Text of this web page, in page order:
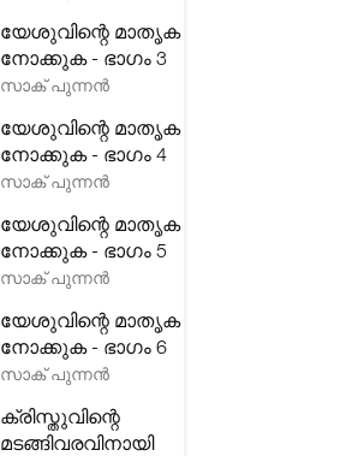
യേശുവിന്റെ മാതൃക
നോക്കുക - ഭാഗം 3
സാക് പുന്നൻ
യേശുവിന്റെ മാതൃക
നോക്കുക - ഭാഗം 4
സാക് പുന്നൻ
യേശുവിന്റെ മാതൃക
നോക്കുക - ഭാഗം 5
സാക് പുന്നൻ
യേശുവിന്റെ മാതൃക
നോക്കുക - ഭാഗം 6
സാക് പുന്നൻ
ക്രിസ്തുവിന്റെ
മടങ്ങിവരവിനായി